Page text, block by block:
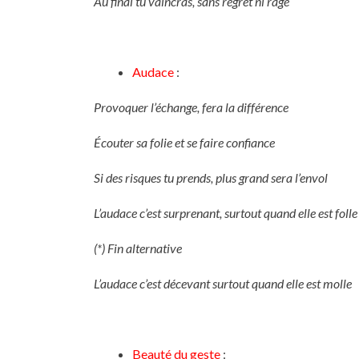
Audace :
Provoquer l’échange, fera la différence
Écouter sa folie et se faire confiance
Si des risques tu prends, plus grand sera l’envol
L’audace c’est surprenant, surtout quand elle est
(*) Fin alternative
L’audace c’est décevant surtout quand elle est molle
Beauté du geste :